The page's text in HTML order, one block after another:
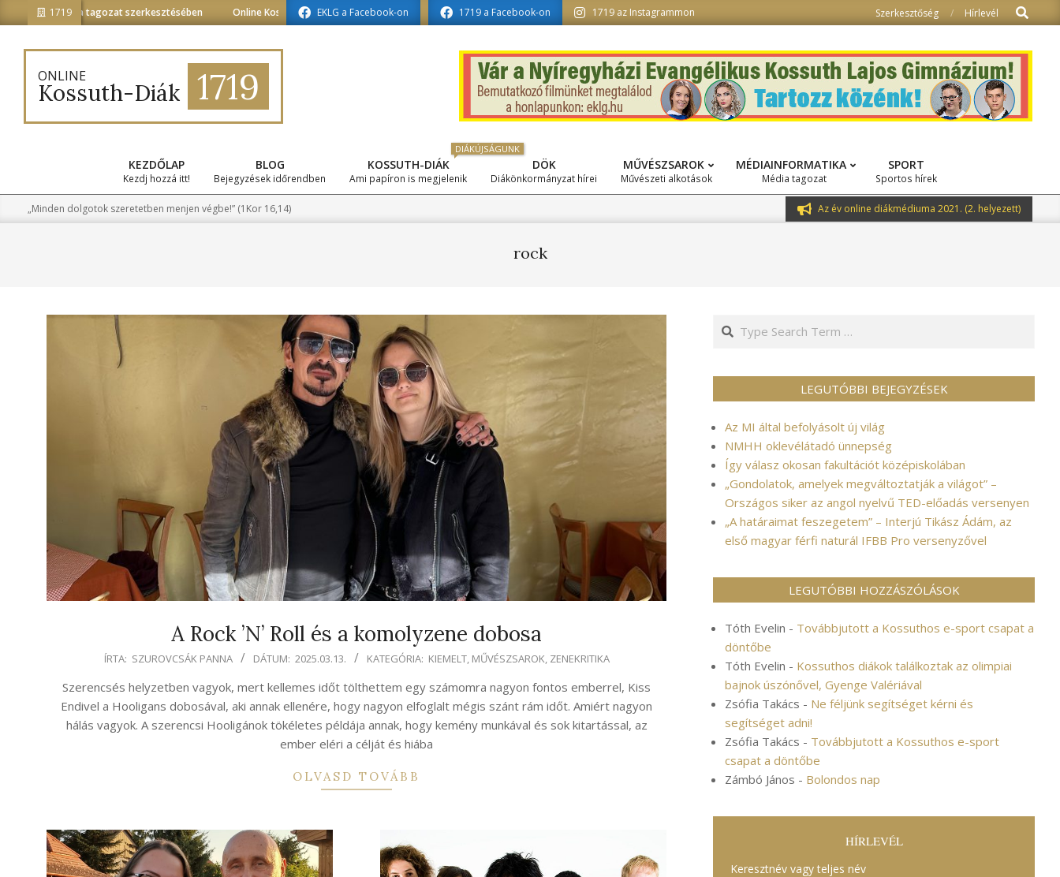
to
content
1719tagozat szerkesztésében Online Kossuth-Diák a médiainformatika tagozat szerkesztésében
EKLG a Facebook-on 1719 a Facebook-on 1719 az Instagrammon Szerkesztőség Hírlevél Search
ONLINE
Kossuth-Diák 1719
Primary
Navigation
KEZDŐLAP
Kezdj hozzá itt!
BLOG
Bejegyzések időrendben
KOSSUTH-DIÁK
DIÁKÚJSÁGUNK
Ami papíron is megjelenik
DÖK
Diákönkormányzat hírei
MŰVÉSZSAROK
Művészeti alkotások
MÉDIAINFORMATIKA
Média tagozat
SPORT
Sportos hírek
„Minden dolgotok szeretetben menjen végbe!” (1Kor 16,14) Az év online diákmédiuma 2021. (2. helyezett)
rock
A Rock ’N’ Roll és a komolyzene dobosa
ÍRTA: SZUROVCSÁK PANNA DÁTUM: 2025.03.13. KATEGÓRIA: KIEMELT, MŰVÉSZSAROK, ZENEKRITIKA
Szerencsés helyzetben vagyok, mert kellemes időt tölthettem egy számomra nagyon fontos emberrel, Kiss
Endivel a Hooligans dobosával, aki annak ellenére, hogy nagyon elfoglalt mégis szánt rám időt. Amiért nagyon
hálás vagyok. A szerencsi Hooligánok tökéletes példája annak, hogy kemény munkával és sok kitartással, az
ember eléri a célját és hiába
OLVASD TOVÁBB
Search
LEGUTÓBBI BEJEGYZÉSEK
Az MI által befolyásolt új világ
NMHH oklevélátadó ünnepség
Így válasz okosan fakultációt középiskolában
„Gondolatok, amelyek megváltoztatják a világot” –
Országos siker az angol nyelvű TED-előadás versenyen
„A határaimat feszegetem” – Interjú Tikász Ádám, az
első magyar férfi naturál IFBB Pro versenyzővel
LEGUTÓBBI HOZZÁSZÓLÁSOK
Tóth Evelin - Továbbjutott a Kossuthos e-sport csapat a
döntőbe
Tóth Evelin - Kossuthos diákok találkoztak az olimpiai
bajnok úszónővel, Gyenge Valériával
Zsófia Takács - Ne féljünk segítséget kérni és
segítséget adni!
Zsófia Takács - Továbbjutott a Kossuthos e-sport
csapat a döntőbe
Zámbó János - Bolondos nap
HÍRLEVÉL
Keresztnév vagy teljes név